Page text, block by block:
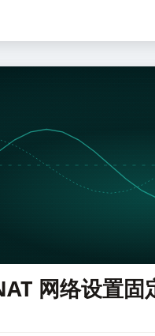
网络设置固